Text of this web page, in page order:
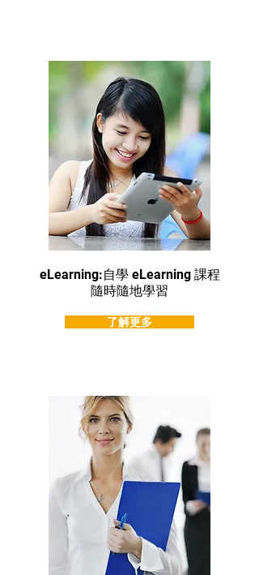
eLearning:自學 eLearning 課程
隨時隨地學習
了解更多